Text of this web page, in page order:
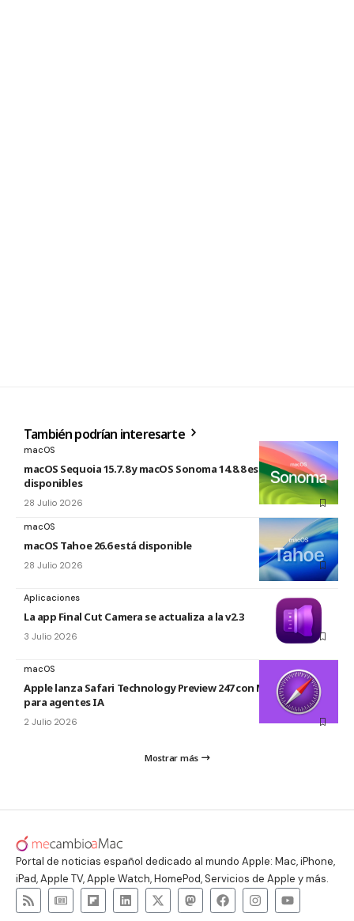
También podrían interesarte
macOS
macOS Sequoia 15.7.8 y macOS Sonoma 14.8.8 están
disponibles
28 Julio 2026
macOS
macOS Tahoe 26.6 está disponible
28 Julio 2026
Aplicaciones
La app Final Cut Camera se actualiza a la v2.3
3 Julio 2026
macOS
Apple lanza Safari Technology Preview 247 con MCP Server
para agentes IA
2 Julio 2026
Mostrar más
Portal de noticias español dedicado al mundo Apple: Mac, iPhone,
iPad, Apple TV, Apple Watch, HomePod, Servicios de Apple y más.